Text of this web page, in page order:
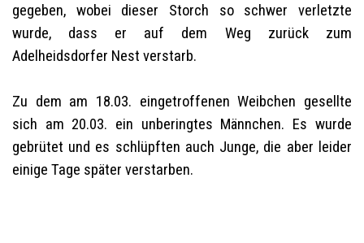
gegeben, wobei dieser Storch so schwer verletzte
wurde, dass er auf dem Weg zurück zum
Adelheidsdorfer Nest verstarb.
Zu dem am 18.03. eingetroffenen Weibchen gesellte
sich am 20.03. ein unberingtes Männchen. Es wurde
gebrütet und es schlüpften auch Junge, die aber leider
einige Tage später verstarben.